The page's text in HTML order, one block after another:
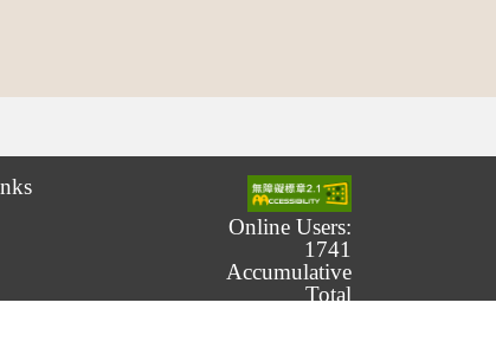
Online Users:
1741
Accumulative
Total